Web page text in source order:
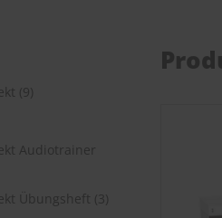
(9)
Audiotrainer
Übungsheft (3)